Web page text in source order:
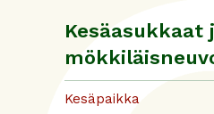
Kesäasukkaat
Kesäpaikka